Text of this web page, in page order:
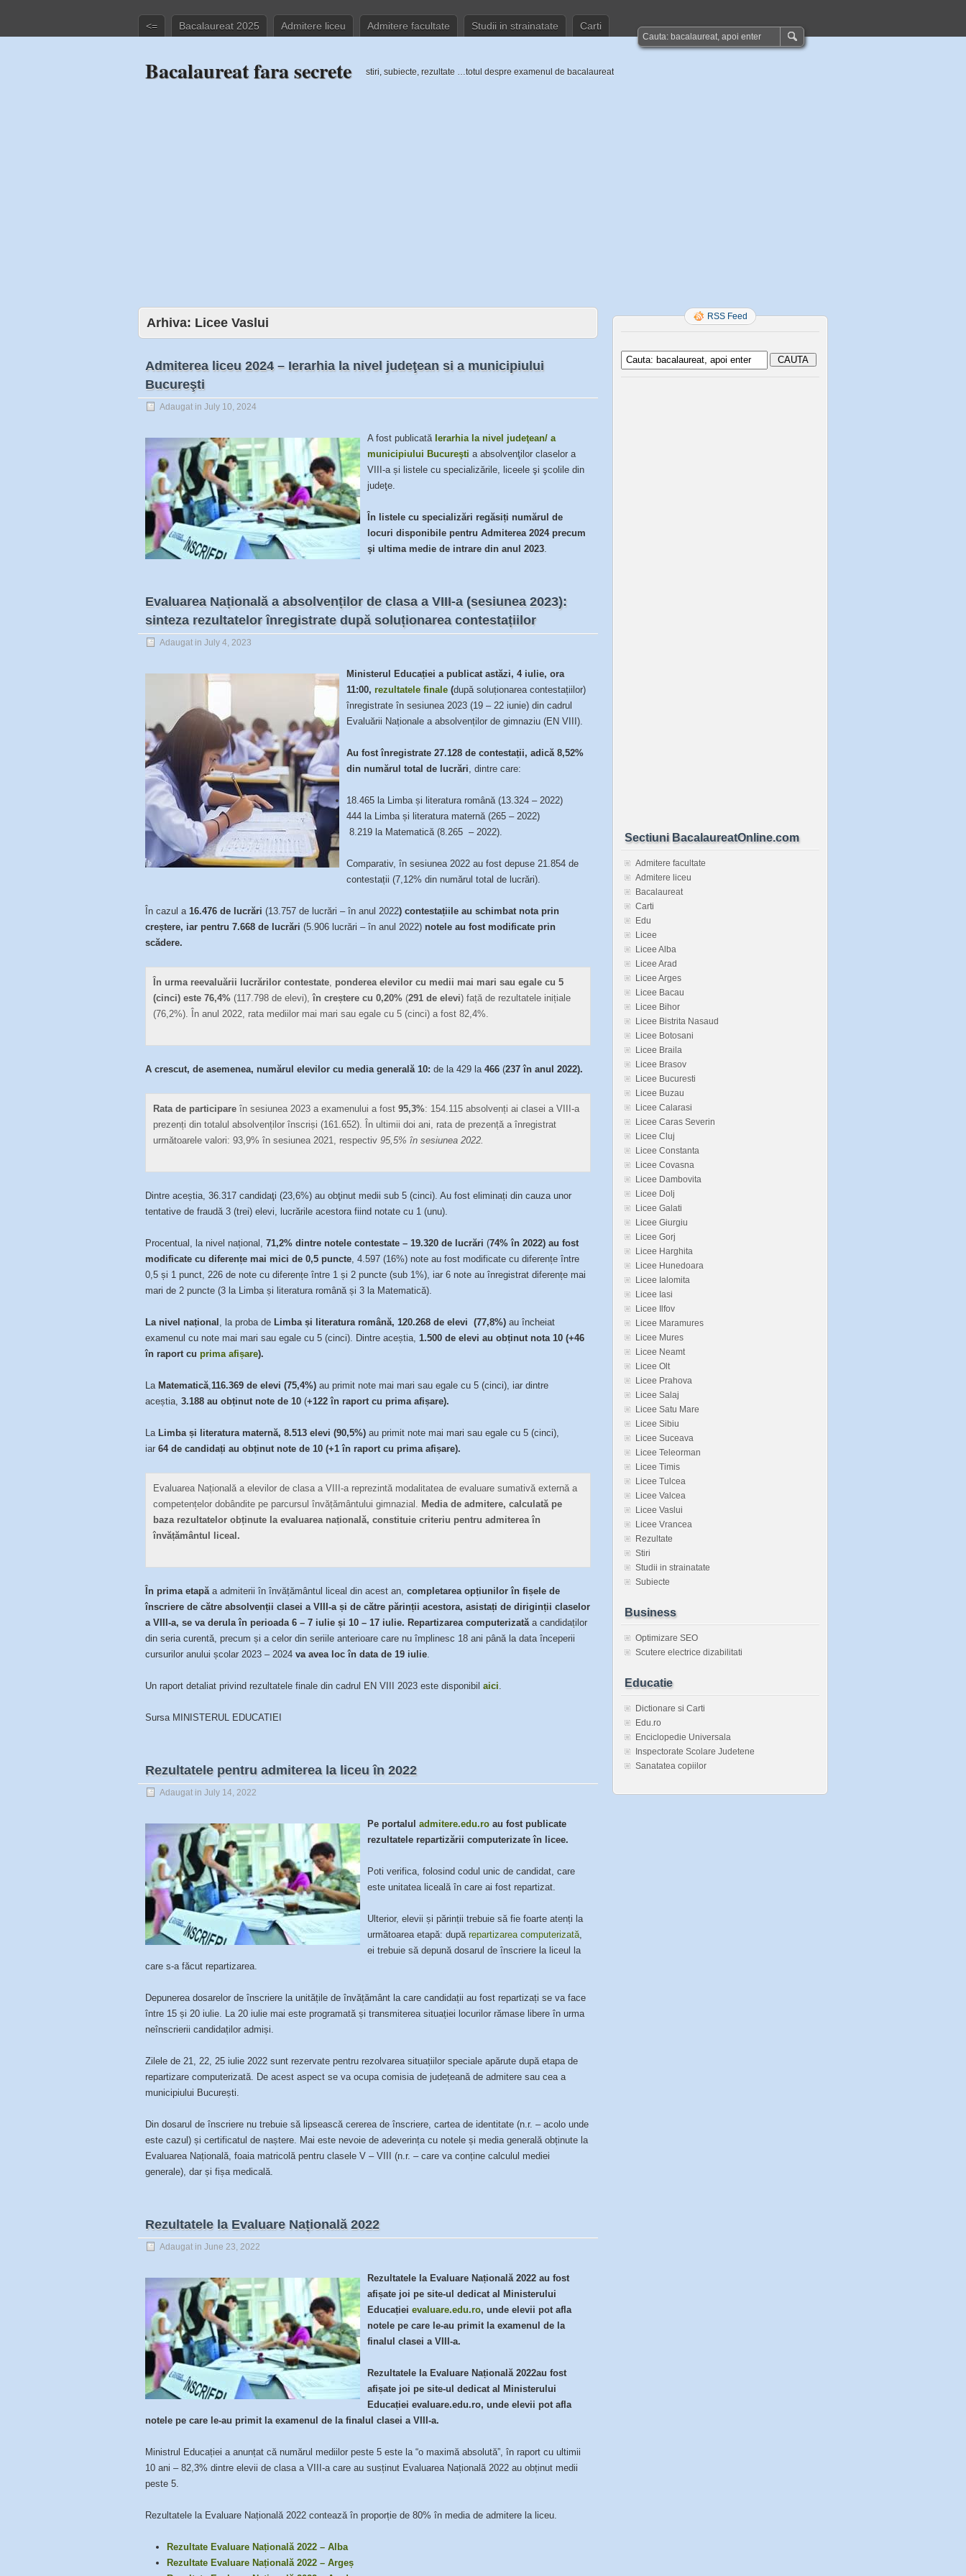
<= Bacalaureat 2025 Admitere liceu Admitere facultate Studii in strainatate Carti
Bacalaureat fara secrete stiri, subiecte, rezultate …totul despre examenul de bacalaureat
Arhiva: Licee Vaslui
Admiterea liceu 2024 – Ierarhia la nivel judeţean si a municipiului
Bucureşti
Adaugat in July 10, 2024
A fost publicată Ierarhia la nivel judeţean/ a
municipiului Bucureşti a absolvenţilor claselor a
VIII-a și listele cu specializările, liceele şi şcolile din
judeţe.
În listele cu specializări regăsiți numărul de
locuri disponibile pentru Admiterea 2024 precum
şi ultima medie de intrare din anul 2023.
Evaluarea Națională a absolvenților de clasa a VIII-a (sesiunea 2023):
sinteza rezultatelor înregistrate după soluționarea contestațiilor
Adaugat in July 4, 2023
Ministerul Educației a publicat astăzi, 4 iulie, ora
11:00, rezultatele finale (după soluționarea contestațiilor)
înregistrate în sesiunea 2023 (19 – 22 iunie) din cadrul
Evaluării Naționale a absolvenților de gimnaziu (EN VIII).
Au fost înregistrate 27.128 de contestații, adică 8,52%
din numărul total de lucrări, dintre care:
18.465 la Limba și literatura română (13.324 – 2022)
444 la Limba și literatura maternă (265 – 2022)
8.219 la Matematică (8.265 – 2022).
Comparativ, în sesiunea 2022 au fost depuse 21.854 de
contestații (7,12% din numărul total de lucrări).
În cazul a 16.476 de lucrări (13.757 de lucrări – în anul 2022) contestațiile au schimbat nota prin
creștere, iar pentru 7.668 de lucrări (5.906 lucrări – în anul 2022) notele au fost modificate prin
scădere.
În urma reevaluării lucrărilor contestate, ponderea elevilor cu medii mai mari sau egale cu 5
(cinci) este 76,4% (117.798 de elevi),în creștere cu 0,20% (291 de elevi) față de rezultatele inițiale
(76,2%). În anul 2022, rata mediilor mai mari sau egale cu 5 (cinci) a fost 82,4%.
A crescut, de asemenea, numărul elevilor cu media generală 10: de la 429 la 466 (237 în anul 2022).
Rata de participare în sesiunea 2023 a examenului a fost 95,3%: 154.115 absolvenți ai clasei a VIII-a
prezenți din totalul absolvenților înscriși (161.652). În ultimii doi ani, rata de prezență a înregistrat
următoarele valori: 93,9% în sesiunea 2021, respectiv 95,5% în sesiunea 2022.
Dintre aceștia, 36.317 candidaţi (23,6%) au obţinut medii sub 5 (cinci). Au fost eliminați din cauza unor
tentative de fraudă 3 (trei) elevi, lucrările acestora fiind notate cu 1 (unu).
Procentual, la nivel național, 71,2% dintre notele contestate – 19.320 de lucrări (74% în 2022) au fost
modificate cu diferențe mai mici de 0,5 puncte, 4.597 (16%) note au fost modificate cu diferențe între
0,5 și 1 punct, 226 de note cu diferențe între 1 și 2 puncte (sub 1%), iar 6 note au înregistrat diferențe mai
mari de 2 puncte (3 la Limba și literatura română și 3 la Matematică).
La nivel național , la proba de Limba și literatura română, 120.268 de elevi (77,8%) au încheiat
examenul cu note mai mari sau egale cu 5 (cinci). Dintre aceștia, 1.500 de elevi au obținut nota 10 (+46
în raport cu prima afișare).
La Matematică,116.369 de elevi (75,4%) au primit note mai mari sau egale cu 5 (cinci), iar dintre
aceștia, 3.188 au obținut note de 10 (+122 în raport cu prima afișare).
La Limba și literatura maternă, 8.513 elevi (90,5%) au primit note mai mari sau egale cu 5 (cinci),
iar 64 de candidați au obținut note de 10 (+1 în raport cu prima afișare).
Evaluarea Națională a elevilor de clasa a VIII-a reprezintă modalitatea de evaluare sumativă externă a
competențelor dobândite pe parcursul învățământului gimnazial. Media de admitere, calculată pe
baza rezultatelor obținute la evaluarea națională, constituie criteriu pentru admiterea în
învățământul liceal.
În prima etapă a admiterii în învățământul liceal din acest an, completarea opțiunilor în fișele de
înscriere de către absolvenții clasei a VIII-a și de către părinții acestora, asistați de diriginții claselor
a VIII-a, se va derula în perioada 6 – 7 iulie și 10 – 17 iulie. Repartizarea computerizatăa candidaților
din seria curentă, precum și a celor din seriile anterioare care nu împlinesc 18 ani până la data începerii
cursurilor anului școlar 2023 – 2024 va avea loc în data de 19 iulie.
Un raport detaliat privind rezultatele finale din cadrul EN VIII 2023 este disponibil aici.
Sursa MINISTERUL EDUCATIEI
Rezultatele pentru admiterea la liceu în 2022
Adaugat in July 14, 2022
Pe portalul admitere.edu.ro au fost publicate
rezultatele repartizării computerizate în licee.
Poti verifica, folosind codul unic de candidat, care
este unitatea liceală în care ai fost repartizat.
Ulterior, elevii și părinții trebuie să fie foarte atenți la
următoarea etapă: după repartizarea computerizată,
ei trebuie să depună dosarul de înscriere la liceul la
care s-a făcut repartizarea.
Depunerea dosarelor de înscriere la unitățile de învățământ la care candidații au fost repartizați se va face
între 15 și 20 iulie. La 20 iulie mai este programată și transmiterea situației locurilor rămase libere în urma
neînscrierii candidaților admiși.
Zilele de 21, 22, 25 iulie 2022 sunt rezervate pentru rezolvarea situațiilor speciale apărute după etapa de
repartizare computerizată. De acest aspect se va ocupa comisia de județeană de admitere sau cea a
municipiului București.
Din dosarul de înscriere nu trebuie să lipsească cererea de înscriere, cartea de identitate (n.r. – acolo unde
este cazul) și certificatul de naștere. Mai este nevoie de adeverința cu notele și media generală obținute la
Evaluarea Națională, foaia matricolă pentru clasele V – VIII (n.r. – care va conține calculul mediei
generale), dar și fișa medicală.
Rezultatele la Evaluare Națională 2022
Adaugat in June 23, 2022
Rezultatele la Evaluare Națională 2022 au fost
afișate joi pe site-ul dedicat al Ministerului
Educației evaluare.edu.ro, unde elevii pot afla
notele pe care le-au primit la examenul de la
finalul clasei a VIII-a.
Rezultatele la Evaluare Națională 2022au fost
afișate joi pe site-ul dedicat al Ministerului
Educației evaluare.edu.ro, unde elevii pot afla
notele pe care le-au primit la examenul de la finalul clasei a VIII-a.
Ministrul Educației a anunțat că numărul mediilor peste 5 este la “o maximă absolută”, în raport cu ultimii
10 ani – 82,3% dintre elevii de clasa a VIII-a care au susținut Evaluarea Națională 2022 au obținut medii
peste 5.
Rezultatele la Evaluare Națională 2022 contează în proporție de 80% în media de admitere la liceu.
Rezultate Evaluare Națională 2022 – Alba
Rezultate Evaluare Națională 2022 – Argeș
RSS Feed
Sectiuni BacalaureatOnline.com
Admitere facultate
Admitere liceu
Bacalaureat
Carti
Edu
Licee
Licee Alba
Licee Arad
Licee Arges
Licee Bacau
Licee Bihor
Licee Bistrita Nasaud
Licee Botosani
Licee Braila
Licee Brasov
Licee Bucuresti
Licee Buzau
Licee Calarasi
Licee Caras Severin
Licee Cluj
Licee Constanta
Licee Covasna
Licee Dambovita
Licee Dolj
Licee Galati
Licee Giurgiu
Licee Gorj
Licee Harghita
Licee Hunedoara
Licee Ialomita
Licee Iasi
Licee Ilfov
Licee Maramures
Licee Mures
Licee Neamt
Licee Olt
Licee Prahova
Licee Salaj
Licee Satu Mare
Licee Sibiu
Licee Suceava
Licee Teleorman
Licee Timis
Licee Tulcea
Licee Valcea
Licee Vaslui
Licee Vrancea
Rezultate
Stiri
Studii in strainatate
Subiecte
Business
Optimizare SEO
Scutere electrice dizabilitati
Educatie
Dictionare si Carti
Edu.ro
Enciclopedie Universala
Inspectorate Scolare Judetene
Sanatatea copiilor